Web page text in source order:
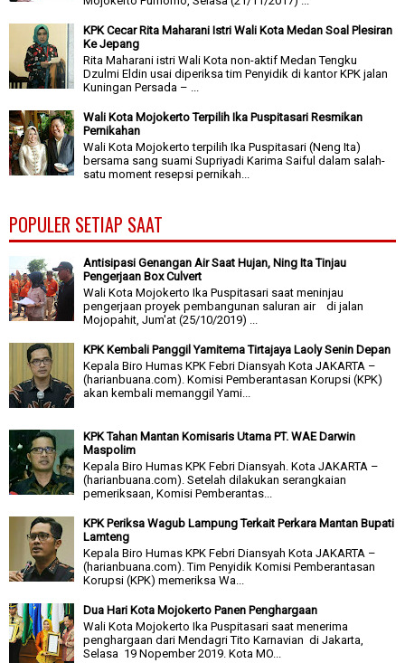
KPK Cecar Rita Maharani Istri Wali Kota Medan Soal Plesiran
Ke Jepang
Rita Maharani istri Wali Kota non-aktif Medan Tengku
Dzulmi Eldin usai diperiksa tim Penyidik di kantor KPK jalan
Kuningan Persada – ...
Wali Kota Mojokerto Terpilih Ika Puspitasari Resmikan
Pernikahan
Wali Kota Mojokerto terpilih Ika Puspitasari (Neng Ita)
bersama sang suami Supriyadi Karima Saiful dalam salah-
satu moment resepsi pernikah...
POPULER SETIAP SAAT
Antisipasi Genangan Air Saat Hujan, Ning Ita Tinjau
Pengerjaan Box Culvert
Wali Kota Mojokerto Ika Puspitasari saat meninjau
pengerjaan proyek pembangunan saluran air di jalan
Mojopahit, Jum'at (25/10/2019) ...
KPK Kembali Panggil Yamitema Tirtajaya Laoly Senin Depan
Kepala Biro Humas KPK Febri Diansyah Kota JAKARTA –
(harianbuana.com). Komisi Pemberantasan Korupsi (KPK)
akan kembali memanggil Yami...
KPK Tahan Mantan Komisaris Utama PT. WAE Darwin
Maspolim
Kepala Biro Humas KPK Febri Diansyah. Kota JAKARTA –
(harianbuana.com). Setelah dilakukan serangkaian
pemeriksaan, Komisi Pemberantas...
KPK Periksa Wagub Lampung Terkait Perkara Mantan Bupati
Lamteng
Kepala Biro Humas KPK Febri Diansyah Kota JAKARTA –
(harianbuana.com). Tim Penyidik Komisi Pemberantasan
Korupsi (KPK) memeriksa Wa...
Dua Hari Kota Mojokerto Panen Penghargaan
Wali Kota Mojokerto Ika Puspitasari saat menerima
penghargaan dari Mendagri Tito Karnavian di Jakarta,
Selasa 19 Nopember 2019. Kota MO...